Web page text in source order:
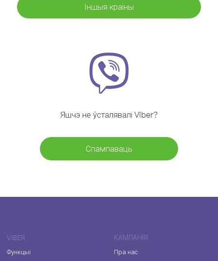
Іншыя краіны
Яшчэ не ўсталявалі Viber?
Спампаваць
VIBER
Функцыі
КАМПАНІЯ
Пра нас